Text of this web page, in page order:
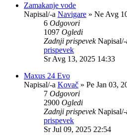
Zamakanje vode
Napisal/-a Navigare » Ne Avg
6 Odgovori
1097 Ogledi
Zadnji prispevekNapisal/-
prispevek
Sr Avg 13, 2025 14:33
Maxus 24 Evo
Napisal/-a Kovač » Pe Jan 03,
7 Odgovori
2900 Ogledi
Zadnji prispevekNapisal/-
prispevek
Sr Jul 09, 2025 22:54